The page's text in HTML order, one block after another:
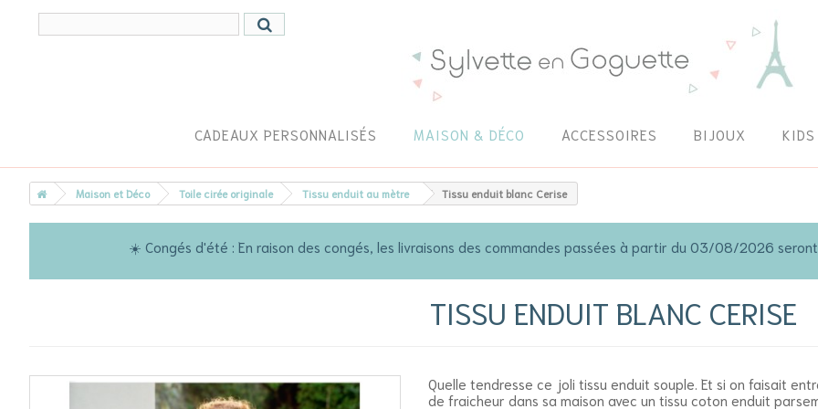
CADEAUX PERSONNALISÉS MAISON & DÉCO ACCESSOIRES BIJOUX
Maison et Déco Toile cirée originale Tissu enduit au mètre Tissu enduit blanc Cerise
☀️ Congés d'été : En raison des congés, les livraisons des commandes passées à partir du 03/08/2026
TISSU ENDUIT BLANC CERISE
Quelle tendresse ce joli tissu enduit souple. Et si on faisait
de fraicheur dans sa maison avec un tissu coton enduit